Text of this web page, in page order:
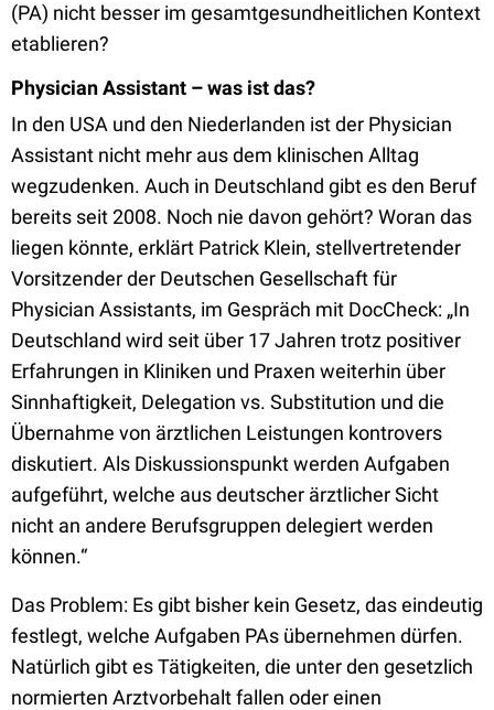
(PA) nicht besser im gesamtgesundheitlichen Kontext
etablieren?
Physician Assistant – was ist das?
In den USA und den Niederlanden ist der Physician
Assistant nicht mehr aus dem klinischen Alltag
wegzudenken. Auch in Deutschland gibt es den Beruf
bereits seit 2008. Noch nie davon gehört? Woran das
liegen könnte, erklärt Patrick Klein, stellvertretender
Vorsitzender der Deutschen Gesellschaft für
Physician Assistants, im Gespräch mit DocCheck: „In
Deutschland wird seit über 17 Jahren trotz positiver
Erfahrungen in Kliniken und Praxen weiterhin über
Sinnhaftigkeit, Delegation vs. Substitution und die
Übernahme von ärztlichen Leistungen kontrovers
diskutiert. Als Diskussionspunkt werden Aufgaben
aufgeführt, welche aus deutscher ärztlicher Sicht
nicht an andere Berufsgruppen delegiert werden
können.“
Das Problem: Es gibt bisher kein Gesetz, das eindeutig
festlegt, welche Aufgaben PAs übernehmen dürfen.
Natürlich gibt es Tätigkeiten, die unter den gesetzlich
normierten Arztvorbehalt fallen oder einen